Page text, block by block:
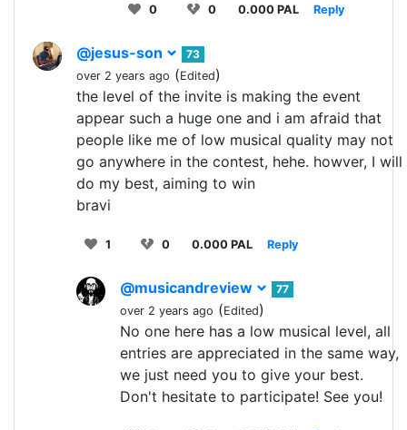
0 0 0.000 PAL Reply
@jesus-son
73
over 2 years ago (Edited)
the level of the invite is making the event
appear such a huge one and i am afraid that
people like me of low musical quality may not
go anywhere in the contest, hehe. howver, I will
do my best, aiming to win
bravi
1 0 0.000 PAL Reply
@musicandreview
77
over 2 years ago (Edited)
No one here has a low musical level, all
entries are appreciated in the same way,
we just need you to give your best.
Don't hesitate to participate! See you!